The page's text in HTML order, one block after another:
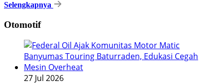
Selengkapnya
Otomotif
27 Jul 2026